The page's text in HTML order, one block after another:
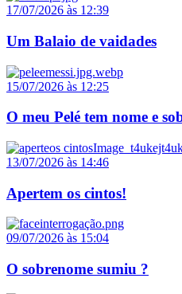
17/07/2026 às 12:39
Um Balaio de vaidades
15/07/2026 às 12:25
O meu Pelé tem nome e
13/07/2026 às 14:46
Apertem os cintos!
09/07/2026 às 15:04
O sobrenome sumiu ?